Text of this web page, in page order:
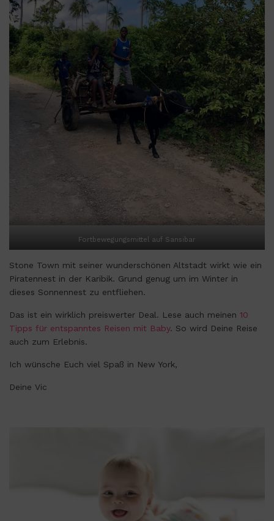
Fortbewegungsmittel auf Sansibar
Stone Town mit seiner wunderschönen Altstadt wirkt wie ein
Piratennest in der Karibik. Grund genug um im Winter in
dieses Sonnennest zu entfliehen.
Das ist ein wirklich preiswerter Deal. Lese auch meinen 10
Tipps für entspanntes Reisen mit Baby. So wird Deine Reise
auch zum Erlebnis.
Ich wünsche Euch viel Spaß in New York,
Deine Vic